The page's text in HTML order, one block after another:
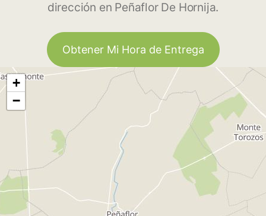
dirección en Peñaflor De Hornija.
Obtener Mi Hora de Entrega
+
−